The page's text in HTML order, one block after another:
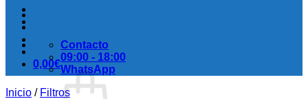
0,00€
Contacto
09:00 - 18:00
WhatsApp
Inicio / Filtros